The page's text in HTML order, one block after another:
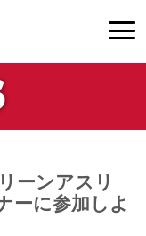
ーンアスリ
ーに参加しよ